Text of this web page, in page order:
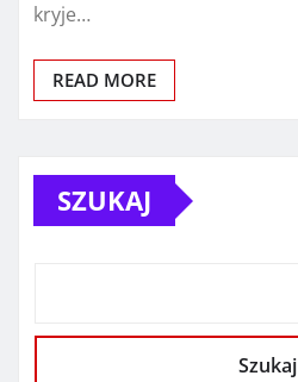
kryje…
READ MORE
SZUKAJ
Szukaj